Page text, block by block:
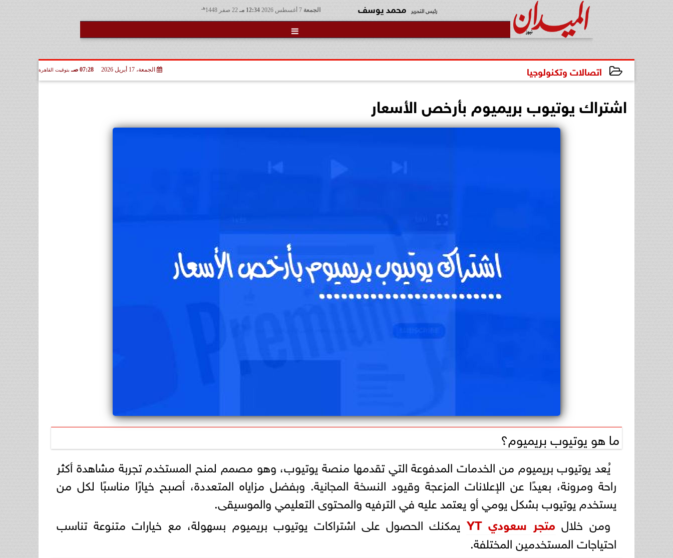
الجمعة 12:34 مـ هـ رئيس التحرير محمد يوسف

اتصالات وتكنولوجيا الجمعة، 17 أبريل 2026 07:28 صـ بتوقيت القاهرة
اشتراك يوتيوب بريميوم بأرخص الأسعار
ما هو يوتيوب بريميوم؟
يُعد يوتيوب بريميوم من الخدمات المدفوعة التي تقدمها منصة يوتيوب، وهو مصمم لمنح المستخدم تجربة مشاهدة أكثر
راحة ومرونة، بعيدًا عن الإعلانات المزعجة وقيود النسخة المجانية. وبفضل مزاياه المتعددة، أصبح خيارًا مناسبًا لكل من
يستخدم يوتيوب بشكل يومي أو يعتمد عليه في الترفيه والمحتوى التعليمي والموسيقى.
ومن خلال متجر سعودي YT
يمكنك الحصول على اشتراكات يوتيوب بريميوم بسهولة، مع خيارات متنوعة تناسب
احتياجات المستخدمين المختلفة.